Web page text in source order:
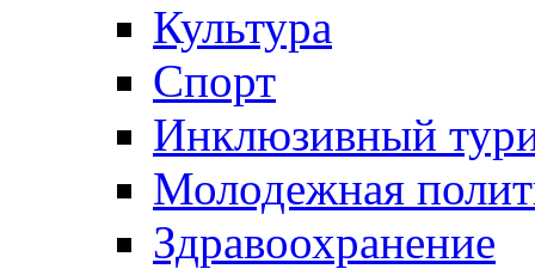
Культура
Спорт
Инклюзивный
Молодежная
Здравоохранение